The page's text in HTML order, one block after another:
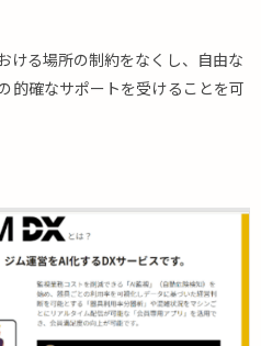
ける場所の制約をなくし、自由な
的確なサポートを受けることを可